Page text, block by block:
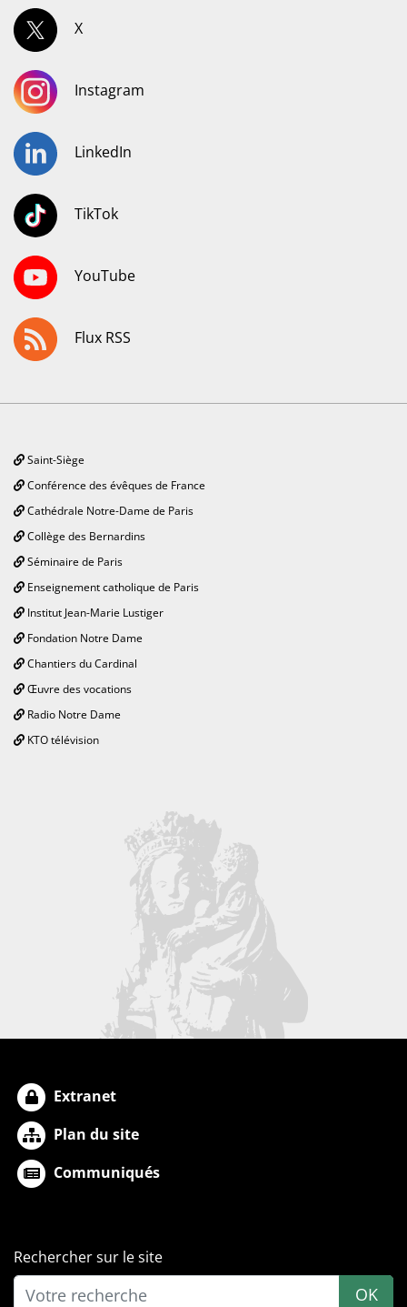
X
Instagram
LinkedIn
TikTok
YouTube
Flux RSS
Saint-Siège
Conférence des évêques de France
Cathédrale Notre-Dame de Paris
Collège des Bernardins
Séminaire de Paris
Enseignement catholique de Paris
Institut Jean-Marie Lustiger
Fondation Notre Dame
Chantiers du Cardinal
Œuvre des vocations
Radio Notre Dame
KTO télévision
Extranet
Plan du site
Communiqués
Rechercher sur le site
OK